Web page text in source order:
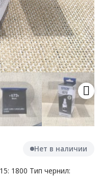
1800 Тип чернил:
Нет в наличии